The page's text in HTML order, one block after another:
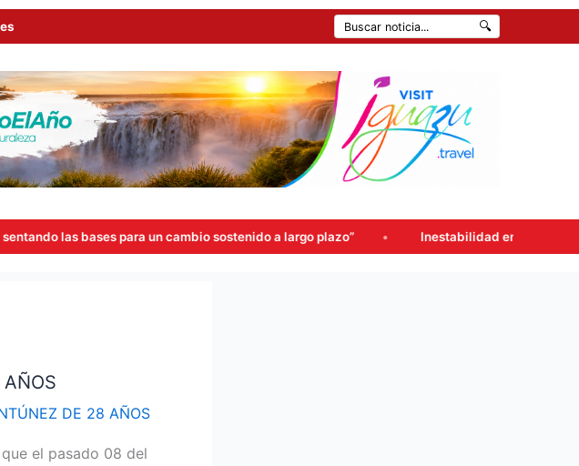
🔍
un cambio sostenido a largo plazo” Inestabilidad en Iguazú: hay probabilidad
DE 28 AÑOS
el pasado 08 del